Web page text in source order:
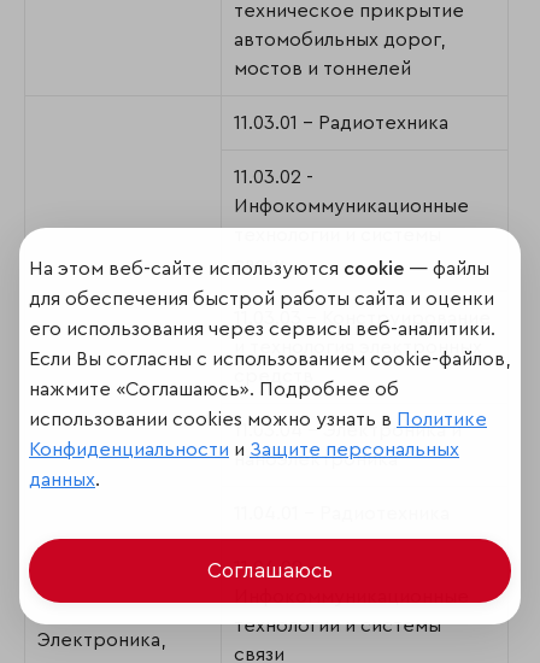
техническое прикрытие
автомобильных дорог,
мостов и тоннелей
Электроника,
11.03.01 - Радиотехника
11.03.02 -
Инфокоммуникационные
связи
11.03.03 - Конструирование
и технология электронных
11.03.04 - Электроника и
наноэлектроника
11.04.02 -
технологии и системы
связи
На этом веб-сайте используются cookie — файлы
для обеспечения быстрой работы сайта и оценки
его использования через сервисы веб-аналитики.
Если Вы согласны с использованием cookie-файлов,
нажмите «Соглашаюсь». Подробнее об
использовании cookies можно узнать в Политике
Конфиденциальности и Защите персональных
данных.
Соглашаюсь